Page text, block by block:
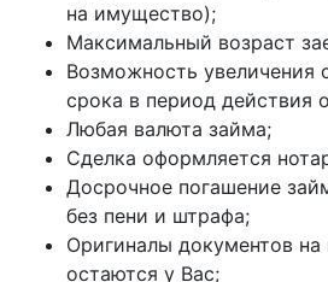
на имущество);
Максимальный возраст
Возможность увеличения
срока в период действия
Любая валюта займа;
Сделка оформляется
Досрочное погашение
без пени и штрафа;
Оригиналы документов
остаются у Вас;